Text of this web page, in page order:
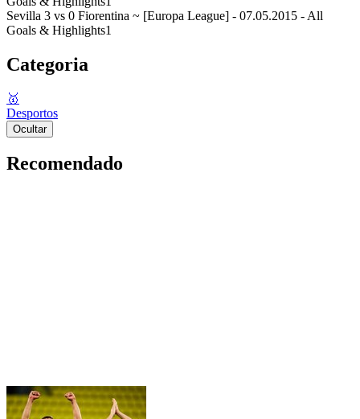
Sevilla 3 vs 0 Fiorentina ~ [Europa League] - 07.05.2015 - All
Goals & Highlights1
Categoria
🥇
Desportos
Ocultar
Recomendado